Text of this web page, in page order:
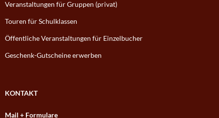
Veranstaltungen für Gruppen (privat)
Touren für Schulklassen
Öffentliche Veranstaltungen für Einzelbucher
Geschenk-Gutscheine erwerben
KONTAKT
Mail + Formulare